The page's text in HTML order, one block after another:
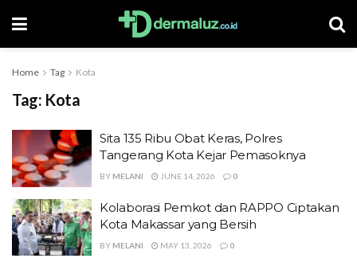
Home Tag Kota
Tag: Kota
Sita 135 Ribu Obat Keras, Polres
Tangerang Kota Kejar Pemasoknya
BY MELANI JUNE 14, 2026 0
Kolaborasi Pemkot dan RAPPO Ciptakan
Kota Makassar yang Bersih
BY MELANI MAY 13, 2026 0